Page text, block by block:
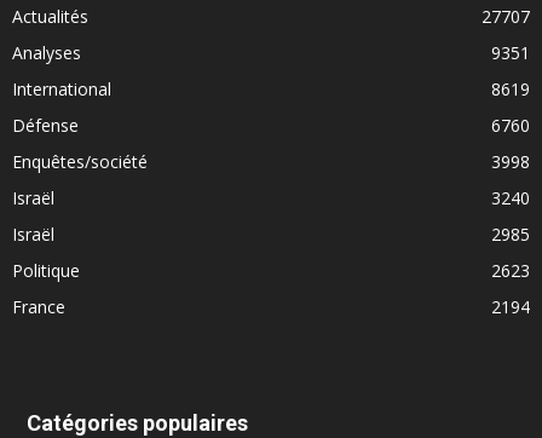
Actualités
27707
Analyses
9351
International
8619
Défense
6760
Enquêtes/société
3998
Israël
3240
Israël
2985
Politique
2623
France
2194
Catégories populaires